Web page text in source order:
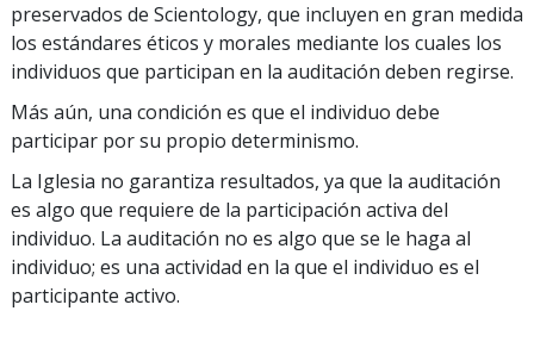
preservados de Scientology, que incluyen en gran medida
los estándares éticos y morales mediante los cuales los
individuos que participan en la auditación deben regirse.
Más aún, una condición es que el individuo debe
participar por su propio determinismo.
La Iglesia no garantiza resultados, ya que la auditación
es algo que requiere de la participación activa del
individuo. La auditación no es algo que se le haga al
individuo; es una actividad en la que el individuo es el
participante activo.